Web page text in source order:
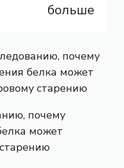
больше
почему
может